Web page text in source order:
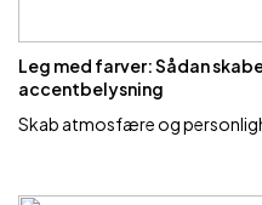
Leg med farver: Sådan
accentbelysning
Skab atmosfære og